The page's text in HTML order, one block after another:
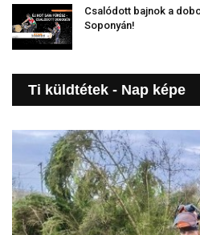
Csalódott bajnok a
Soponyán!
Ti küldtétek - Nap képe